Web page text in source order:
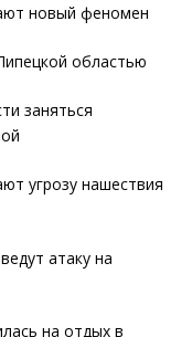
новый феномен
областью
заняться
угрозу нашествия
атаку на
на отдых в